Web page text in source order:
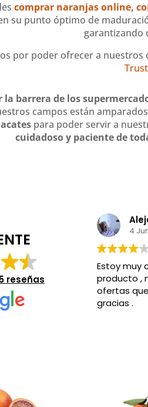
comprar naranjas online,
su punto óptimo de
garantizando
por poder ofrecer a nuestros
barrera de los
campos están
para poder servir a
cuidadoso y paciente de
reseñas
4
Estoy muy
producto ,
ofertas
gracias .